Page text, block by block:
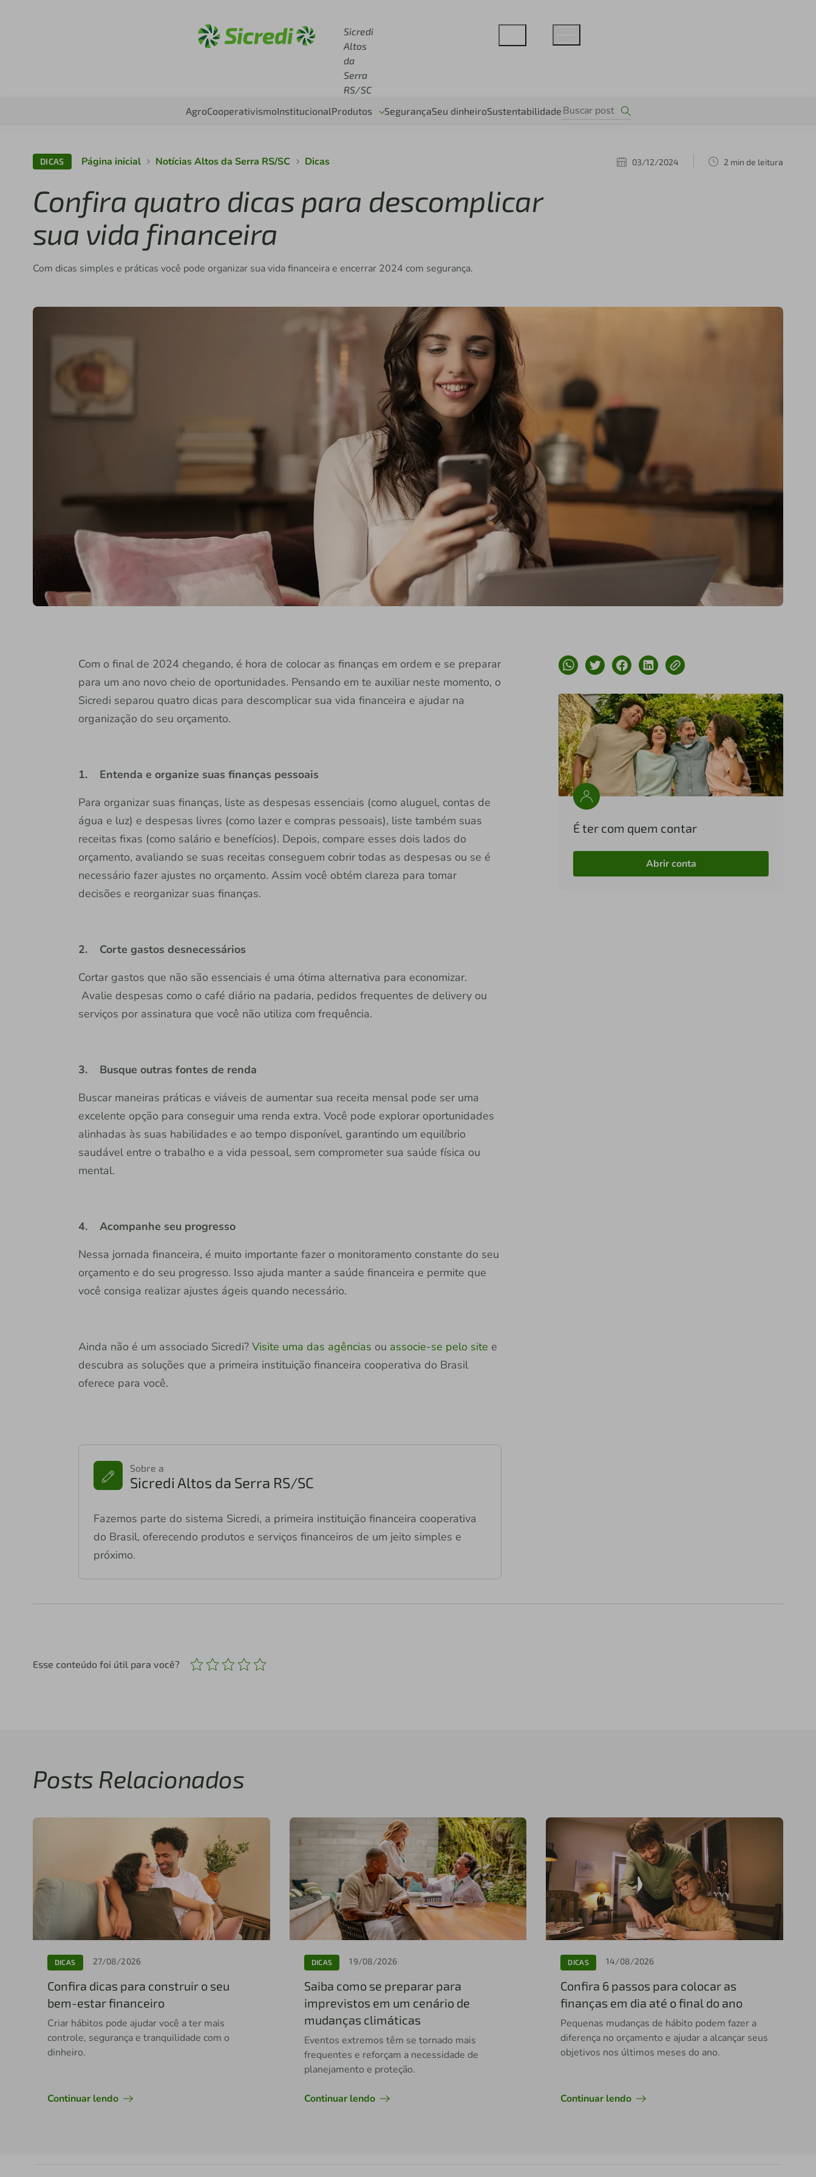
Sicredi
Altos
da
Serra
RS/SC
AgroCooperativismoInstitucionalProdutos SegurançaSeu dinheiroSustentabilidade
DICAS Página inicial Notícias Altos da Serra RS/SC Dicas 03/12/2024 2 min de leitura
Confira quatro dicas para descomplicar
sua vida financeira
Com dicas simples e práticas você pode organizar sua vida financeira e encerrar 2024 com segurança.
Com o final de 2024 chegando, é hora de colocar as finanças em ordem e se preparar
para um ano novo cheio de oportunidades. Pensando em te auxiliar neste momento, o
Sicredi separou quatro dicas para descomplicar sua vida financeira e ajudar na
organização do seu orçamento.
1. Entenda e organize suas finanças pessoais
Para organizar suas finanças, liste as despesas essenciais (como aluguel, contas de
água e luz) e despesas livres (como lazer e compras pessoais), liste também suas
receitas fixas (como salário e benefícios). Depois, compare esses dois lados do
orçamento, avaliando se suas receitas conseguem cobrir todas as despesas ou se é
necessário fazer ajustes no orçamento. Assim você obtém clareza para tomar
decisões e reorganizar suas finanças.
2. Corte gastos desnecessários
Cortar gastos que não são essenciais é uma ótima alternativa para economizar.
Avalie despesas como o café diário na padaria, pedidos frequentes de delivery ou
serviços por assinatura que você não utiliza com frequência.
3. Busque outras fontes de renda
Buscar maneiras práticas e viáveis de aumentar sua receita mensal pode ser uma
excelente opção para conseguir uma renda extra. Você pode explorar oportunidades
alinhadas às suas habilidades e ao tempo disponível, garantindo um equilíbrio
saudável entre o trabalho e a vida pessoal, sem comprometer sua saúde física ou
mental.
4. Acompanhe seu progresso
Nessa jornada financeira, é muito importante fazer o monitoramento constante do seu
orçamento e do seu progresso. Isso ajuda manter a saúde financeira e permite que
você consiga realizar ajustes ágeis quando necessário.
Ainda não é um associado Sicredi? Visite uma das agências ou associe-se pelo site e
descubra as soluções que a primeira instituição financeira cooperativa do Brasil
oferece para você.
Sobre a
Sicredi Altos da Serra RS/SC
Fazemos parte do sistema Sicredi, a primeira instituição financeira cooperativa
do Brasil, oferecendo produtos e serviços financeiros de um jeito simples e
próximo.
É ter com quem contar
Abrir conta
Esse conteúdo foi útil para você?
Posts Relacionados
DICAS 27/08/2026
Confira dicas para construir o seu
bem-estar financeiro
Criar hábitos pode ajudar você a ter mais
controle, segurança e tranquilidade com o
dinheiro.
Continuar lendo
DICAS 19/08/2026
Saiba como se preparar para
imprevistos em um cenário de
mudanças climáticas
Eventos extremos têm se tornado mais
frequentes e reforçam a necessidade de
planejamento e proteção.
Continuar lendo
DICAS 14/08/2026
Confira 6 passos para colocar as
finanças em dia até o final do ano
Pequenas mudanças de hábito podem fazer a
diferença no orçamento e ajudar a alcançar seus
objetivos nos últimos meses do ano.
Continuar lendo